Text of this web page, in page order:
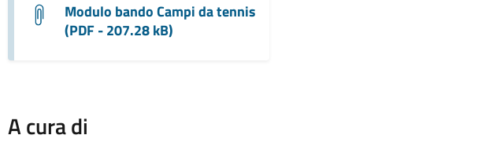
Modulo bando Campi da tennis
(PDF - 207.28 kB)
A cura di